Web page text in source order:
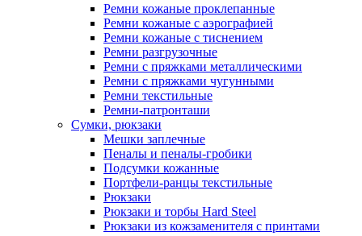
Ремни кожаные проклепанные
Ремни кожаные с аэрографией
Ремни кожаные с тиснением
Ремни разгрузочные
Ремни с пряжками металлическими
Ремни с пряжками чугунными
Ремни текстильные
Ремни-патронташи
Сумки, рюкзаки
Мешки заплечные
Пеналы и пеналы-гробики
Подсумки кожанные
Портфели-ранцы текстильные
Рюкзаки
Рюкзаки и торбы Hard Steel
Рюкзаки из кожзаменителя с принтами